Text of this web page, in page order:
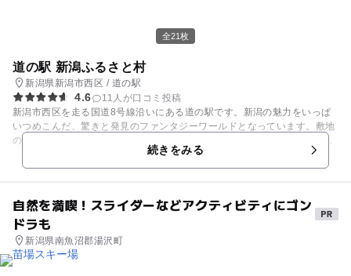
全21枚
道の駅 新潟ふるさと村
新潟県新潟市西区 / 道の駅
4.6
11人が口コミ投稿
新潟市西区を走る国道8号線沿いにある道の駅です。新潟の魅力をいっぱ
いつめこんだ、驚きと発見のファンタジーワールドとなっています。敷地
の中には、200インチの大型スクリーン「ふるさとシアター」が設置さ
れ、県内の見所を紹介しています。物産館の「バザール館」には、500人
収容の大型レストランの他に、エビ、カニなど日本海の幸や、コシヒカ
続きをみる
自然を満喫！スライダーなどアクティビティにゴン
ドラも
新潟県南魚沼郡湯沢町